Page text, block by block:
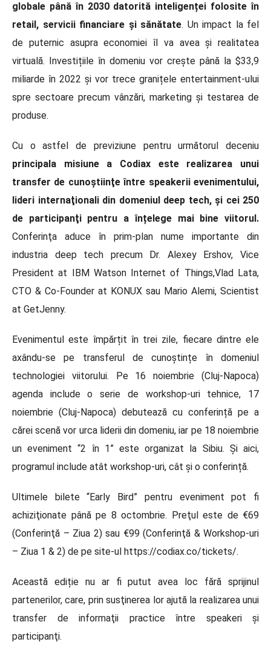
globale până în 2030 datorită inteligenței folosite în
retail, servicii financiare și sănătate. Un impact la fel
de puternic asupra economiei îl va avea și realitatea
virtuală. Investițiile în domeniu vor crește până la $33,9
miliarde în 2022 și vor trece granițele entertainment-ului
spre sectoare precum vânzări, marketing și testarea de
produse.
Cu o astfel de previziune pentru următorul deceniu
principala misiune a Codiax este realizarea unui
transfer de cunoştiinţe între speakerii evenimentului,
lideri internaţionali din domeniul deep tech, şi cei 250
de participanţi pentru a înțelege mai bine viitorul.
Conferinţa aduce în prim-plan nume importante din
industria deep tech precum Dr. Alexey Ershov, Vice
President at IBM Watson Internet of Things,Vlad Lata,
CTO & Co-Founder at KONUX sau Mario Alemi, Scientist
at GetJenny.
Evenimentul este împărțit în trei zile, fiecare dintre ele
axându-se pe transferul de cunoștințe în domeniul
technologiei viitorului. Pe 16 noiembrie (Cluj-Napoca)
agenda include o serie de workshop-uri tehnice, 17
noiembrie (Cluj-Napoca) debutează cu conferință pe a
cărei scenă vor urca liderii din domeniu, iar pe 18 noiembrie
un eveniment “2 în 1” este organizat la Sibiu. Și aici,
programul include atât workshop-uri, cât și o conferință.
Ultimele bilete “Early Bird” pentru eveniment pot fi
achiziţionate până pe 8 octombrie. Preţul este de €69
(Conferinţă – Ziua 2) sau €99 (Conferinţă & Workshop-uri
– Ziua 1 & 2) de pe site-ul https://codiax.co/tickets/.
Această ediție nu ar fi putut avea loc fără sprijinul
partenerilor, care, prin susţinerea lor ajută la realizarea unui
transfer de informaţii practice între speakeri şi
participanţi.